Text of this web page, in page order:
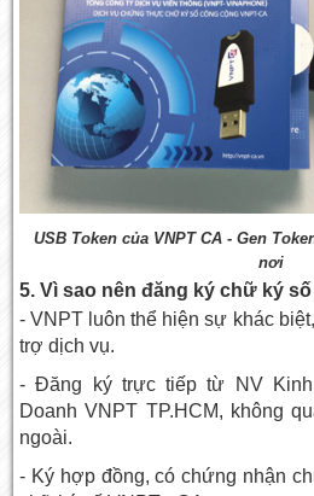
USB Token của VNPT CA - Gen
nơi
5. Vì sao nên đăng ký chữ ký số
- VNPT luôn thể hiện sự khác
trợ dịch vụ.
- Đăng ký trực tiếp từ NV
Doanh VNPT TP.HCM, không
ngoài.
- Ký hợp đồng, có chứng nhận